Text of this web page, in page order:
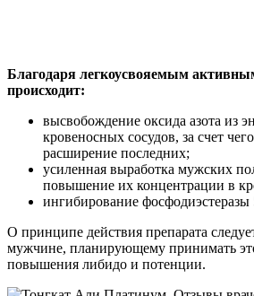
Благодаря легкоусвояемым
происходит:
высвобождение оксида азота из
кровеносных сосудов, за счет
расширение последних;
усиленная выработка мужских
повышение их концентрации в
ингибирование фосфодиэстеразы
О принципе действия препарата
мужчине, планирующему принимать
повышения либидо и потенции.